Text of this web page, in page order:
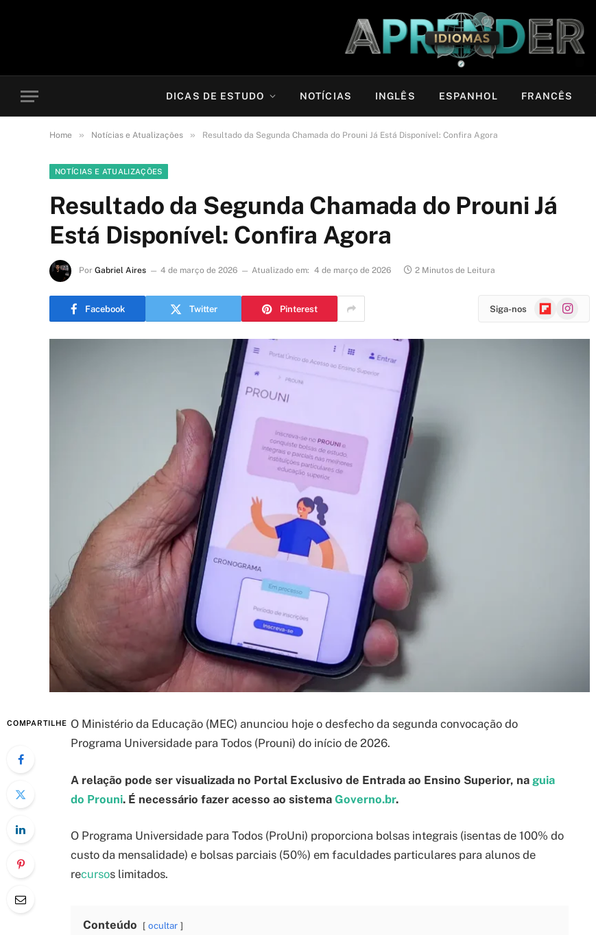
DICAS DE ESTUDO NOTÍCIAS INGLÊS ESPANHOL FRANCÊS
Home » Notícias e Atualizações » Resultado da Segunda Chamada do Prouni Já Está Disponível: Confira Agora
NOTÍCIAS E ATUALIZAÇÕES
Resultado da Segunda Chamada do Prouni Já
Está Disponível: Confira Agora
Por Gabriel Aires 4 de março de 2026 Atualizado em: 4 de março de 2026 2 Minutos de Leitura
Facebook Twitter Pinterest Siga-nos FlipboardInstagram
COMPARTILHE O Ministério da Educação (MEC) anunciou hoje o desfecho da segunda convocação do
Programa Universidade para Todos (Prouni) do início de 2026.
A relação pode ser visualizada no Portal Exclusivo de Entrada ao Ensino Superior, na guia
do Prouni. É necessário fazer acesso ao sistema Governo.br.
O Programa Universidade para Todos (ProUni) proporciona bolsas integrais (isentas de 100% do
custo da mensalidade) e bolsas parciais (50%) em faculdades particulares para alunos de
recursos limitados.
Conteúdo ocultar